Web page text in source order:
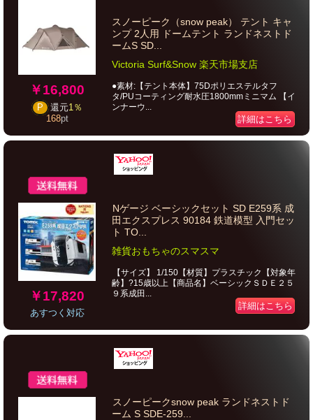
￥16,800
P 還元1％
168pt
スノーピーク（snow peak） テント キャ
ンプ 2人用 ドームテント ランドネストド
ームS SD...
Victoria Surf&Snow 楽天市場支店
●素材:【テント本体】75Dポリエステルタフ
タ/PUコーティング耐水圧1800mmミニマム 【イ
ンナーウ...
詳細はこちら
￥17,820
あすつく対応
Nゲージ ベーシックセット SD E259系 成
田エクスプレス 90184 鉄道模型 入門セッ
ト TO...
雑貨おもちゃのスマスマ
【サイズ】 1/150【材質】プラスチック【対象年
齢】?15歳以上【商品名】ベーシックＳＤＥ２５
９系成田...
詳細はこちら
スノーピークsnow peak ランドネストド
ーム S SDE-259...